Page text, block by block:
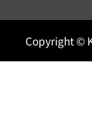
Copyright ©